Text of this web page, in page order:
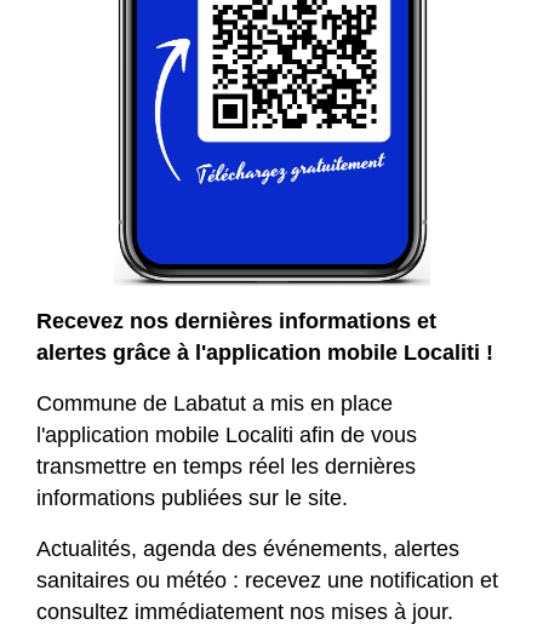
Recevez nos dernières informations et
alertes grâce à l'application mobile Localiti !
Commune de Labatut a mis en place
l'application mobile Localiti afin de vous
transmettre en temps réel les dernières
informations publiées sur le site.
Actualités, agenda des événements, alertes
sanitaires ou météo : recevez une notification et
consultez immédiatement nos mises à jour.